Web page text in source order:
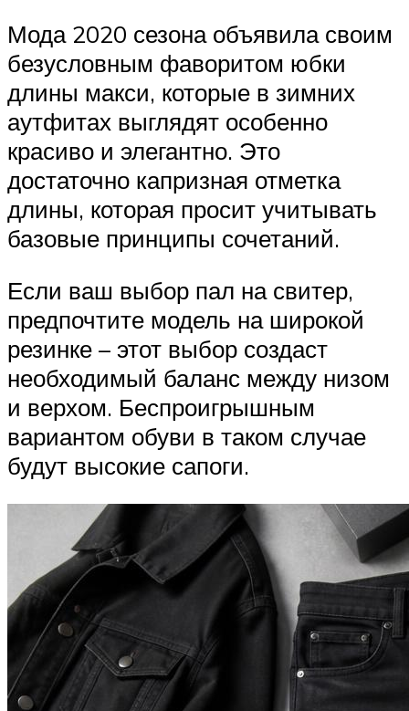
Мода 2020 сезона объявила своим
безусловным фаворитом юбки
длины макси, которые в зимних
аутфитах выглядят особенно
красиво и элегантно. Это
достаточно капризная отметка
длины, которая просит учитывать
базовые принципы сочетаний.
Если ваш выбор пал на свитер,
предпочтите модель на широкой
резинке – этот выбор создаст
необходимый баланс между низом
и верхом. Беспроигрышным
вариантом обуви в таком случае
будут высокие сапоги.